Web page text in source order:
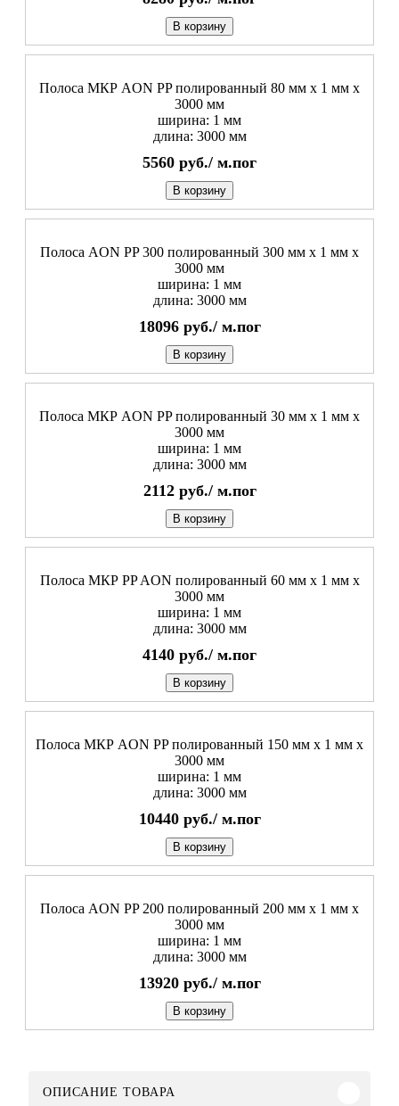
В корзину
Полоса МКР AON PP полированный 80 мм x 1 мм х
3000 мм
ширина: 1 мм
длина: 3000 мм
5560 руб./ м.пог
В корзину
Полоса AON PP 300 полированный 300 мм x 1 мм х
3000 мм
ширина: 1 мм
длина: 3000 мм
18096 руб./ м.пог
В корзину
Полоса МКР AON PP полированный 30 мм x 1 мм х
3000 мм
ширина: 1 мм
длина: 3000 мм
2112 руб./ м.пог
В корзину
Полоса МКР PP AON полированный 60 мм x 1 мм х
3000 мм
ширина: 1 мм
длина: 3000 мм
4140 руб./ м.пог
В корзину
Полоса МКР AON PP полированный 150 мм x 1 мм х
3000 мм
ширина: 1 мм
длина: 3000 мм
10440 руб./ м.пог
В корзину
Полоса AON PP 200 полированный 200 мм x 1 мм х
3000 мм
ширина: 1 мм
длина: 3000 мм
13920 руб./ м.пог
В корзину
ОПИСАНИЕ ТОВАРА